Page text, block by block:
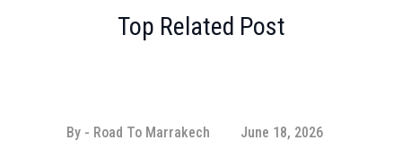
Top Related Post
By - Road To Marrakech June 18, 2026